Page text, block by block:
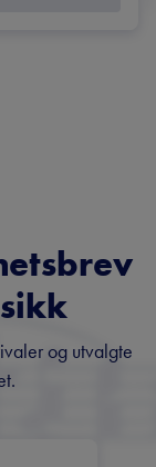
og utvalgte